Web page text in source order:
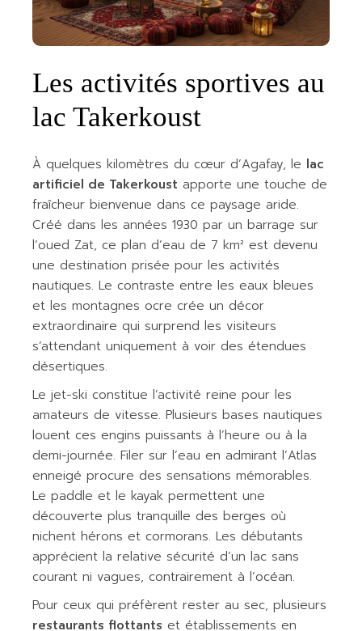
Les activités sportives au
lac Takerkoust
À quelques kilomètres du cœur d’Agafay, le lac
artificiel de Takerkoust apporte une touche de
fraîcheur bienvenue dans ce paysage aride.
Créé dans les années 1930 par un barrage sur
l’oued Zat, ce plan d’eau de 7 km² est devenu
une destination prisée pour les activités
nautiques. Le contraste entre les eaux bleues
et les montagnes ocre crée un décor
extraordinaire qui surprend les visiteurs
s’attendant uniquement à voir des étendues
désertiques.
Le jet-ski constitue l’activité reine pour les
amateurs de vitesse. Plusieurs bases nautiques
louent ces engins puissants à l’heure ou à la
demi-journée. Filer sur l’eau en admirant l’Atlas
enneigé procure des sensations mémorables.
Le paddle et le kayak permettent une
découverte plus tranquille des berges où
nichent hérons et cormorans. Les débutants
apprécient la relative sécurité d’un lac sans
courant ni vagues, contrairement à l’océan.
Pour ceux qui préfèrent rester au sec, plusieurs
restaurants flottants et établissements en